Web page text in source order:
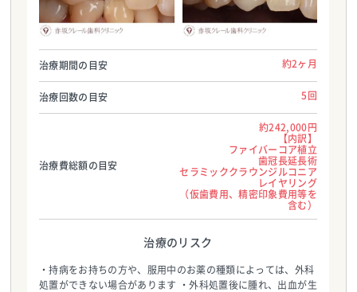
赤坂クレール歯科クリニック
TEL:0357977970
赤坂クレール歯科クリニック
TEL:0357977970
治療期間の目安 約2ヶ月
治療回数の目安 5回
治療費総額の目安
約242,000円
【内訳】
ファイバーコア植立
歯冠長延長術
セラミッククラウンジルコニア
レイヤリング
（仮歯費用、精密印象費用等を
含む）
治療のリスク
・持病をお持ちの方や、服用中のお薬の種類によっては、外科
処置ができない場合があります ・外科処置後に腫れ、出血が生